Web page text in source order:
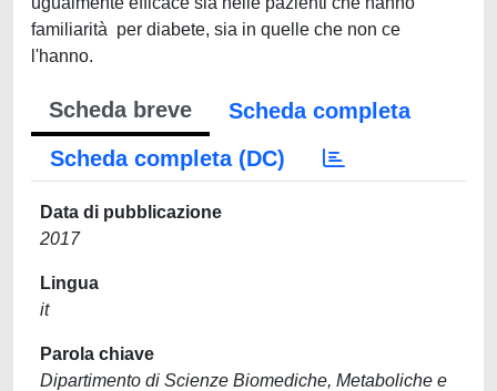
familiarità per diabete, sia in quelle che non ce
l'hanno.
Scheda breve
Scheda completa
Scheda completa (DC)
Data di pubblicazione
2017
Lingua
it
Parola chiave
Dipartimento di Scienze Biomediche, Metaboliche e